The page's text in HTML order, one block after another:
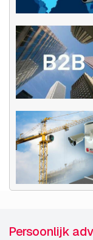
Videocompressie
Publicatiedatum
Persoonlijk